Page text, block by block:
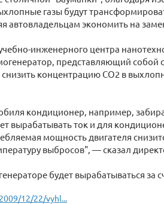
газы будут
автовладельцам экономить на
инженерного центра
представляющий собой
концентрацию СО2 в
кондиционер, например,
вырабатывать ток и для
мощность двигателя
выбросов", — сказал
будет вырабатываться за
12/22/vyhl...